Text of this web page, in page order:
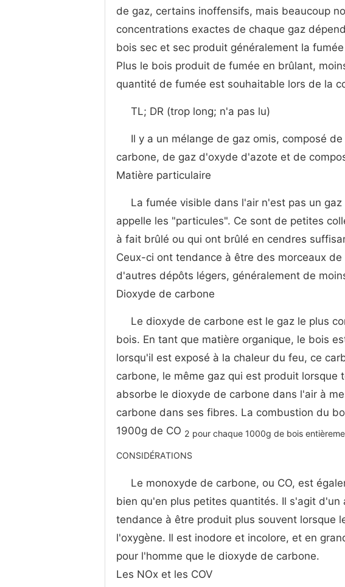
de gaz, certains inoffensifs, mais beaucoup
concentrations exactes de chaque gaz
bois sec et sec produit généralement la
Plus le bois produit de fumée en brûlant,
quantité de fumée est souhaitable lors de la
TL; DR (trop long; n'a pas lu)
Il y a un mélange de gaz omis, composé
carbone, de gaz d'oxyde d'azote et de
Matière particulaire
La fumée visible dans l'air n'est pas un
appelle les "particules". Ce sont de petites
à fait brûlé ou qui ont brûlé en cendres
Ceux-ci ont tendance à être des morceaux
d'autres dépôts légers, généralement de
Dioxyde de carbone
Le dioxyde de carbone est le gaz le plus
bois. En tant que matière organique, le bois
lorsqu'il est exposé à la chaleur du feu, ce
carbone, le même gaz qui est produit
absorbe le dioxyde de carbone dans l'air à
carbone dans ses fibres. La combustion du
1900g de CO 2 pour chaque 1000g de bois
CONSIDÉRATIONS
Le monoxyde de carbone, ou CO, est
bien qu'en plus petites quantités. Il s'agit d'un
tendance à être produit plus souvent lorsque
l'oxygène. Il est inodore et incolore, et en
pour l'homme que le dioxyde de carbone.
Les NOx et les COV